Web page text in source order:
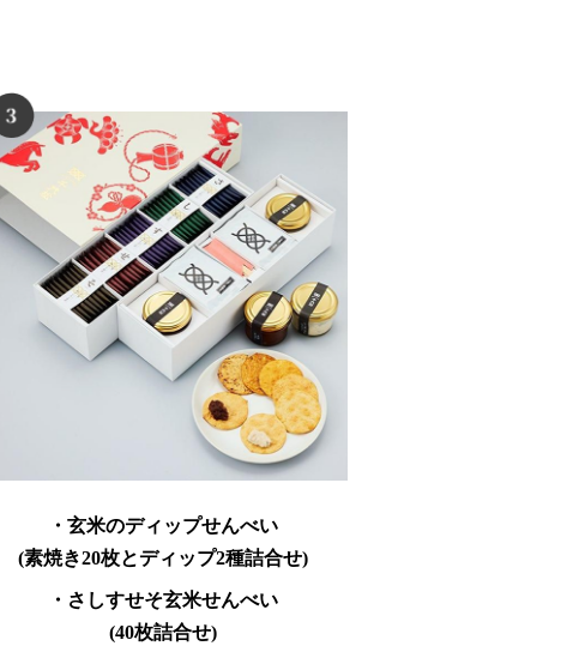
・玄米のディップせんべい
(素焼き20枚とディップ2種詰合せ)
・さしすせそ玄米せんべい
(40枚詰合せ)